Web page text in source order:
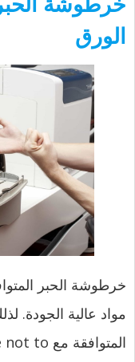
الورق
مواد عالية الجودة.
المتوافقة مع MLT-D111S, not to